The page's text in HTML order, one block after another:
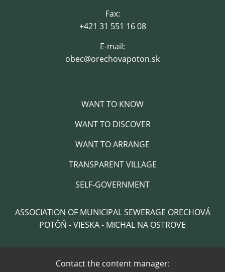
WANT TO KNOW
WANT TO DISCOVER
WANT TO ARRANGE
TRANSPARENT VILLAGE
SELF-GOVERNMENT
Fax:
+421 31 551 16 08
E-mail:
obec@orechovapoton.sk
ASSOCIATION OF MUNICIPAL SEWERAGE ORECHOVÁ
POTÔŇ - VIESKA - MICHAL NA OSTROVE
Contact the content manager: